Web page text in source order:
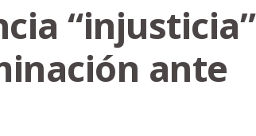
“injusticia”
ante